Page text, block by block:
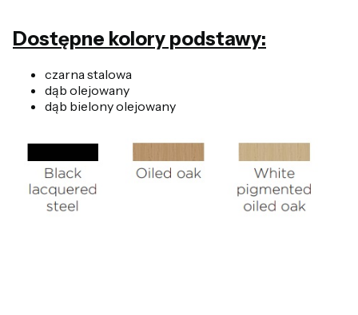
Dostępne kolory podstawy:
czarna stalowa
dąb olejowany
dąb bielony olejowany